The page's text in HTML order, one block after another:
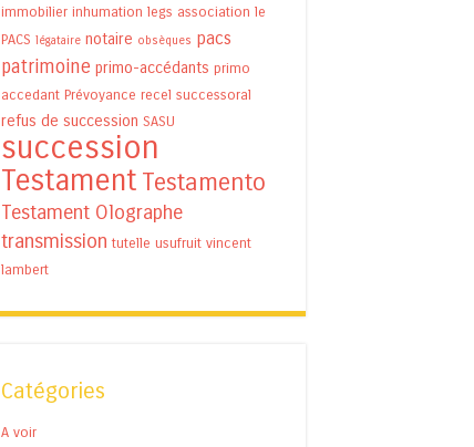
immobilier inhumation legs association le
PACS légataire notaire obsèques pacs
patrimoine primo-accédants primo
accedant Prévoyance recel successoral
refus de succession SASU
succession
Testament Testamento
Testament Olographe
transmission tutelle usufruit vincent
lambert
Catégories
A voir